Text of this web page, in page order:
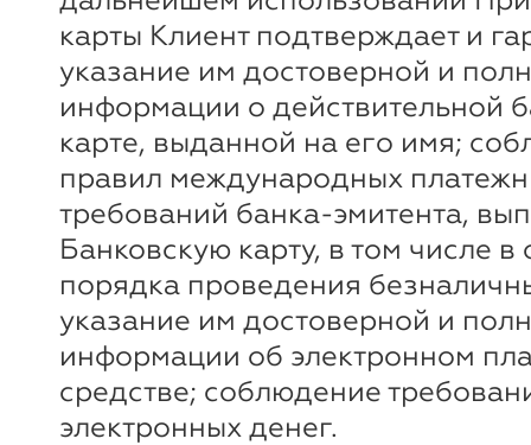
карты Клиент подтверждает и
указание им достоверной и
информации о действительной
карте, выданной на его имя;
правил международных
требований банка-эмитента,
Банковскую карту, в том числе
порядка проведения
указание им достоверной и
информации об электронном
средстве; соблюдение
электронных денег.